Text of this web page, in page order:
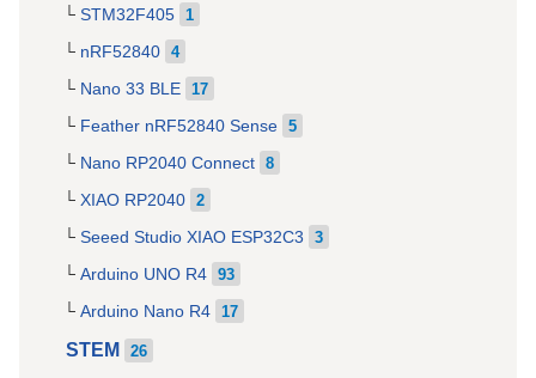
STM32F405 1
nRF52840 4
Nano 33 BLE 17
Feather nRF52840 Sense 5
Nano RP2040 Connect 8
XIAO RP2040 2
Seeed Studio XIAO ESP32C3 3
Arduino UNO R4 93
Arduino Nano R4 17
STEM 26